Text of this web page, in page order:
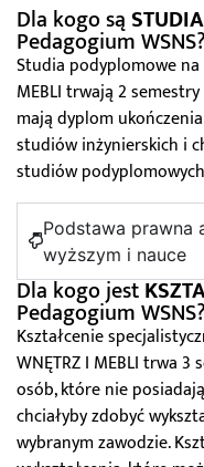
Dla kogo są
Pedagogium WSNS?
Studia podyplomowe na
MEBLI trwają 2
mają dyplom
studiów inżynierskich i
studiów
Podstawa prawna
wyższym i nauce
Dla kogo jest
Pedagogium WSNS?
Kształcenie
WNĘTRZ I MEBLI trwa
osób, które nie
chciałyby zdobyć
wybranym zawodzie.